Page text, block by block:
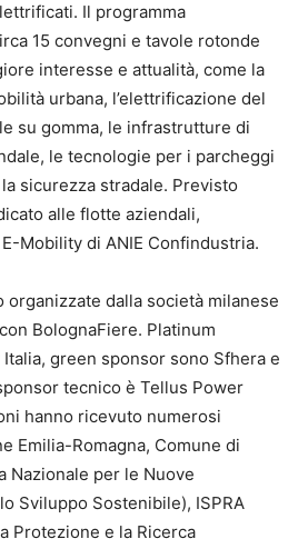
Il programma
15 convegni e tavole rotonde
interesse e attualità, come la
urbana, l’elettrificazione del
su gomma, le infrastrutture di
le tecnologie per i parcheggi
sicurezza stradale. Previsto
alle flotte aziendali,
Mobility di ANIE Confindustria.
organizzate dalla società milanese
BolognaFiere. Platinum
green sponsor sono Sfhera e
tecnico è Tellus Power
hanno ricevuto numerosi
Emilia-Romagna, Comune di
Nazionale per le Nuove
Sviluppo Sostenibile), ISPRA
Protezione e la Ricerca